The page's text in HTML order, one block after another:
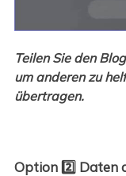
Teilen Sie den
um anderen zu
übertragen.
Option 2️⃣ Daten